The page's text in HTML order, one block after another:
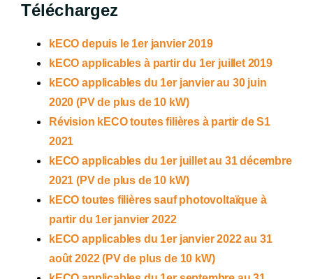
Téléchargez
kECO depuis le 1er janvier 2019
kECO applicables à partir du 1er juillet 2019
kECO applicables du 1er janvier au 30 juin
2020 (PV de plus de 10 kW)
Révision kECO toutes filières à partir de S1
2021
kECO applicables du 1er juillet au 31 décembre
2021 (PV de plus de 10 kW)
kECO toutes filières sauf photovoltaïque à
partir du 1er janvier 2022
kECO applicables du 1er janvier 2022 au 31
août 2022 (PV de plus de 10 kW)